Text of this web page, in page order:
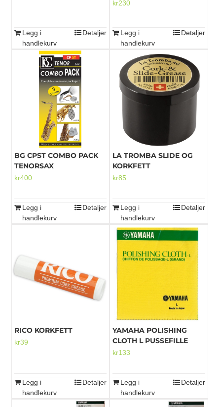
Legg i
handlekurv
Detaljer
kr230
Legg i
handlekurv
Detaljer
BG CPST COMBO PACK
TENORSAX
kr400
Legg i
handlekurv
Detaljer
LA TROMBA SLIDE OG
KORKFETT
kr85
Legg i
handlekurv
Detaljer
RICO KORKFETT
kr39
Legg i
handlekurv
Detaljer
YAMAHA POLISHING
CLOTH L PUSSEFILLE
kr133
Legg i
handlekurv
Detaljer